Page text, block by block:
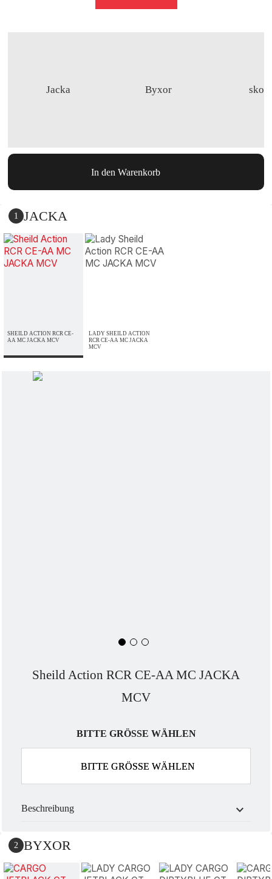
Jacka Byxor skor
In den Warenkorb
1 JACKA
SHEILD ACTION RCR CE-
AA MC JACKA MCV
LADY SHEILD ACTION
RCR CE-AA MC JACKA
MCV
Sheild Action RCR CE-AA MC JACKA
MCV
BITTE GRÖSSE WÄHLEN
BITTE GRÖSSE WÄHLEN
Beschreibung expand_more
2 BYXOR